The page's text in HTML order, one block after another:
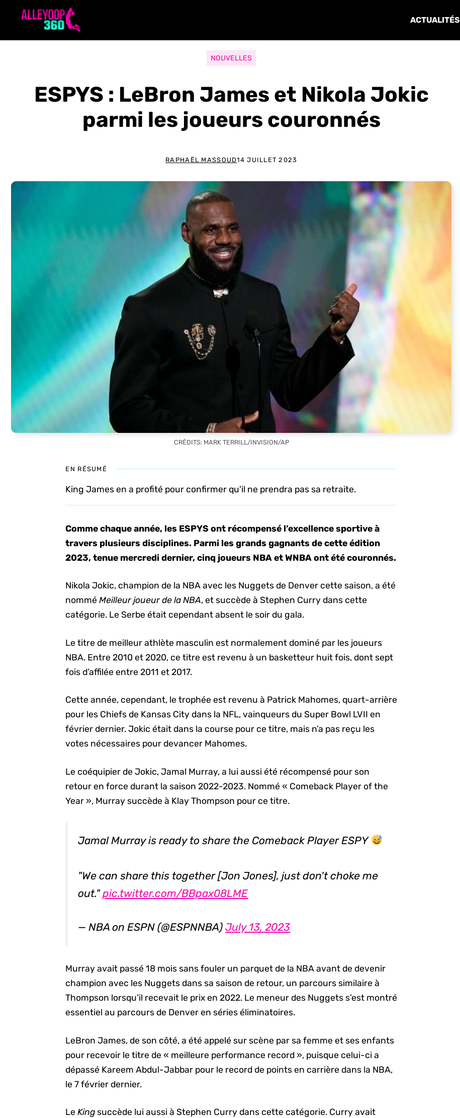
ACTUALITÉS
NOUVELLES
ESPYS : LeBron James et Nikola Jokic
parmi les joueurs couronnés
RAPHAËL MASSOUD14 JUILLET 2023
CRÉDITS: MARK TERRILL/INVISION/AP
EN RÉSUMÉ
King James en a profité pour confirmer qu'il ne prendra pas sa retraite.
Comme chaque année, les ESPYS ont récompensé l’excellence sportive à
travers plusieurs disciplines. Parmi les grands gagnants de cette édition
2023, tenue mercredi dernier, cinq joueurs NBA et WNBA ont été couronnés.
Nikola Jokic, champion de la NBA avec les Nuggets de Denver cette saison, a été
nomméMeilleur joueur de la NBA, et succède à Stephen Curry dans cette
catégorie. Le Serbe était cependant absent le soir du gala.
Le titre de meilleur athlète masculin est normalement dominé par les joueurs
NBA. Entre 2010 et 2020, ce titre est revenu à un basketteur huit fois, dont sept
fois d’affilée entre 2011 et 2017.
Cette année, cependant, le trophée est revenu à Patrick Mahomes, quart-arrière
pour les Chiefs de Kansas City dans la NFL, vainqueurs du Super Bowl LVII en
février dernier. Jokic était dans la course pour ce titre, mais n’a pas reçu les
votes nécessaires pour devancer Mahomes.
Le coéquipier de Jokic, Jamal Murray, a lui aussi été récompensé pour son
retour en force durant la saison 2022-2023. Nommé « Comeback Player of the
Year », Murray succède à Klay Thompson pour ce titre.
Jamal Murray is ready to share the Comeback Player ESPY
"We can share this together [Jon Jones], just don't choke me
out."pic.twitter.com/BBpax08LME
— NBA on ESPN (@ESPNNBA)July 13, 2023
Murray avait passé 18 mois sans fouler un parquet de la NBA avant de devenir
champion avec les Nuggets dans sa saison de retour, un parcours similaire à
Thompson lorsqu’il recevait le prix en 2022. Le meneur des Nuggets s’est montré
essentiel au parcours de Denver en séries éliminatoires.
LeBron James, de son côté, a été appelé sur scène par sa femme et ses enfants
pour recevoir le titre de « meilleure performance record », puisque celui-ci a
dépassé Kareem Abdul-Jabbar pour le record de points en carrière dans la NBA,
le 7 février dernier.
LeKingsuccède lui aussi à Stephen Curry dans cette catégorie. Curry avait